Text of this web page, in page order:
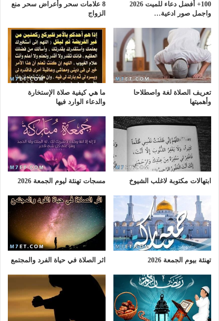
100+ أفضل دعاء للميت 2026
واجمل صور ادعية…
8 علامات سحر وأعراض سحر منع
الزواج
تعريف الصلاة لغة واصطلاحا
وأهميتها
ما هي كيفية صلاة الإستخارة
والدعاء الوارد فيها
ابتهالات مكتوبة لاغلب الشيوخ مسجات تهنئة ليوم الجمعة 2026
تهنئة بيوم الجمعة 2026 اثر الصلاة في حياة الفرد والمجتمع